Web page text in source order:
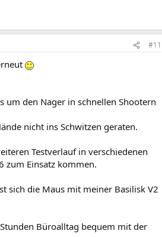
#11
um den Nager in schnellen Shootern
nicht ins Schwitzen geraten.
Testverlauf in verschiedenen
zum Einsatz kommen.
sich die Maus mit meiner Basilisk V2
Büroalltag bequem mit der